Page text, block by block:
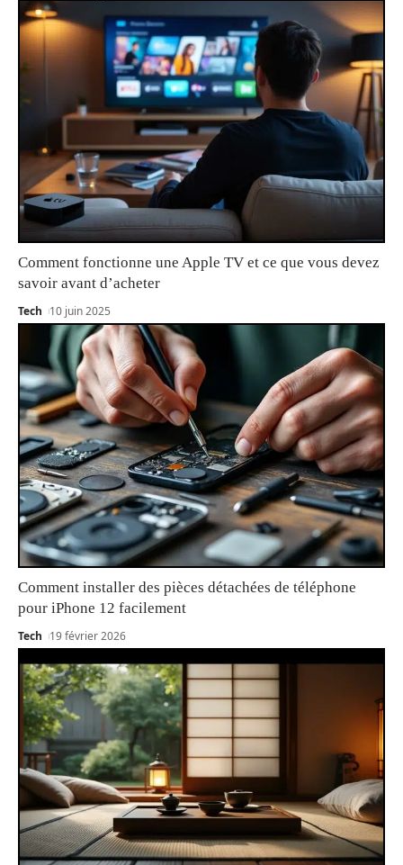
Comment fonctionne une Apple TV et ce que vous devez
savoir avant d’acheter
Tech 10 juin 2025
Comment installer des pièces détachées de téléphone
pour iPhone 12 facilement
Tech 19 février 2026